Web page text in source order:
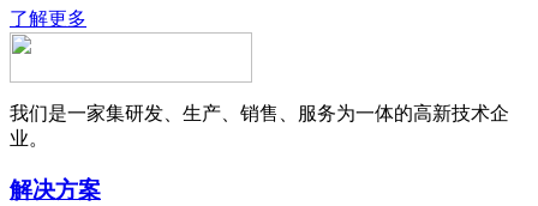
了解更多
我们是一家集研发、生产、销售、服务为一体的高新技术企
业。
解决方案